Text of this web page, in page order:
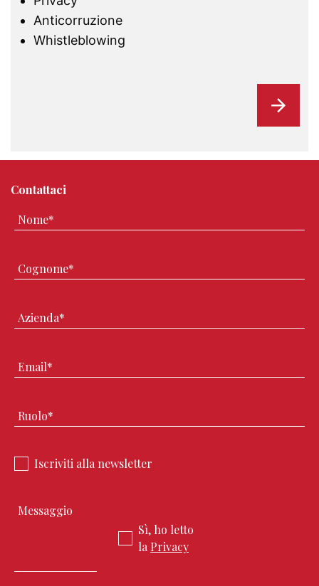
Anticorruzione
Whistleblowing
Contattaci
Iscriviti alla newsletter
Sì, ho letto
laPrivacy